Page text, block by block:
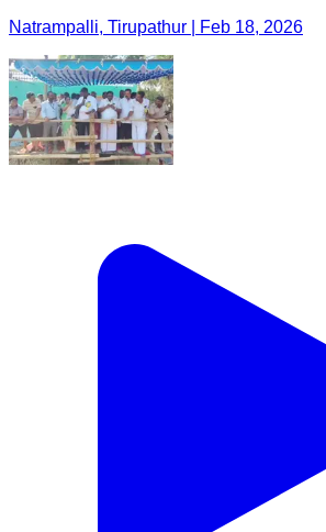
Natrampalli, Tirupathur | Feb 18, 2026